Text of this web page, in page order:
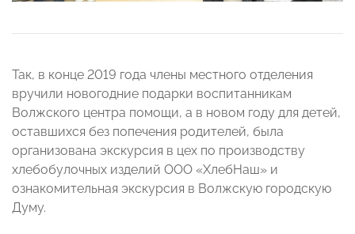
Так, в конце 2019 года члены местного отделения
вручили новогодние подарки воспитанникам
Волжского центра помощи, а в новом году для детей,
оставшихся без попечения родителей, была
организована экскурсия в цех по производству
хлебобулочных изделий ООО «ХлебНаш» и
ознакомительная экскурсия в Волжскую городскую
Думу.